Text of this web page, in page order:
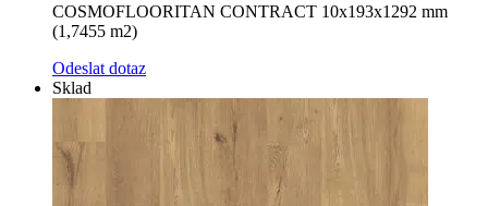
COSMOFLOORITAN CONTRACT 10x193x1292 mm
(1,7455 m2)
Odeslat dotaz
Sklad